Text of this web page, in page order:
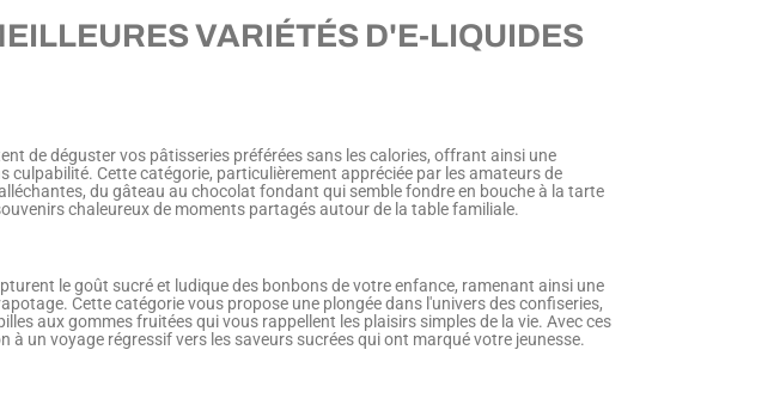
VARIÉTÉS D'E-LIQUIDES
de déguster vos pâtisseries préférées sans les calories, offrant ainsi une
culpabilité. Cette catégorie, particulièrement appréciée par les amateurs de
du gâteau au chocolat fondant qui semble fondre en bouche à la tarte
chaleureux de moments partagés autour de la table familiale.
le goût sucré et ludique des bonbons de votre enfance, ramenant ainsi une
Cette catégorie vous propose une plongée dans l'univers des confiseries,
aux gommes fruitées qui vous rappellent les plaisirs simples de la vie. Avec ces
à un voyage régressif vers les saveurs sucrées qui ont marqué votre jeunesse.